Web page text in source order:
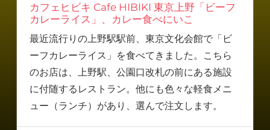
カフェヒビキ Cafe HIBIKI 東京上野「ビーフ
カレーライス」、カレー食べにいこ
最近流行りの上野駅駅前、東京文化会館で「ビ
ーフカレーライス」を食べてきました。こちら
のお店は、上野駅、公園口改札の前にある施設
に付随するレストラン。他にも色々な軽食メニ
ュー（ランチ）があり、選んで注文します。